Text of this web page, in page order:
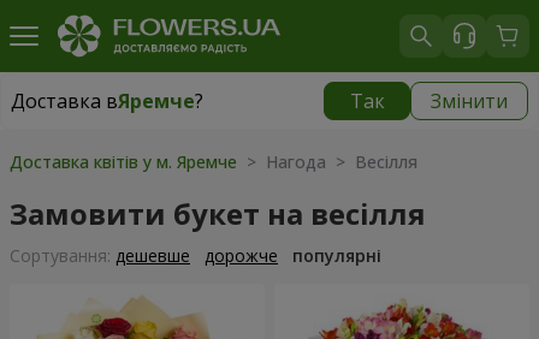
Доставка вЯремче? Так Змінити
Доставка вЯремче|
Доставка квітів у м. Яремче > Нагода > Весілля
Замовити букет на весілля
Сортування: дешевше дорожче популярні